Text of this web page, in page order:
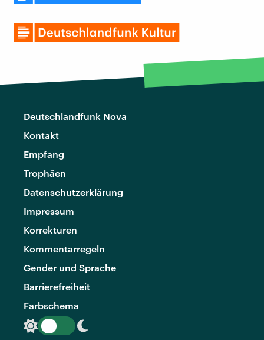
Deutschlandfunk Nova
Kontakt
Empfang
Trophäen
Datenschutzerklärung
Impressum
Korrekturen
Kommentarregeln
Gender und Sprache
Barrierefreiheit
Farbschema